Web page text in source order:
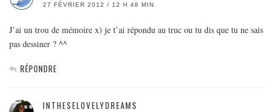
27 FÉVRIER 2012 / 12 H 48 MIN
J’ai un trou de mémoire x) je t’ai répondu au truc ou tu dis que tu ne sais
pas dessiner ? ^^
RÉPONDRE
INTHESELOVELYDREAMS